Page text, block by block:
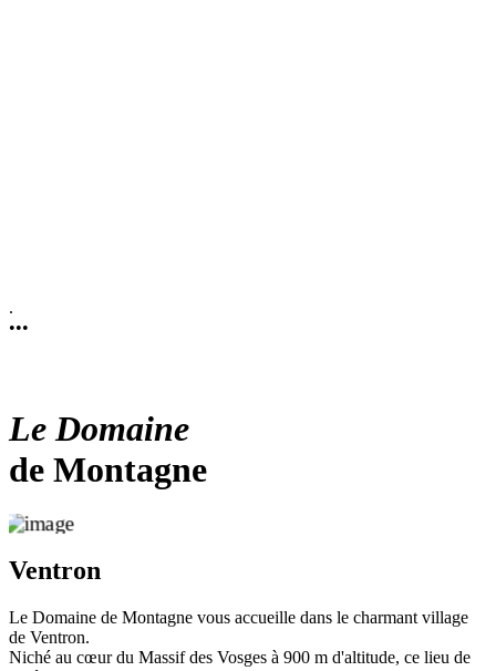
.
•••
Le Domaine
de Montagne
Ventron
Le Domaine de Montagne vous accueille dans le charmant village
de Ventron.
Niché au cœur du Massif des Vosges à 900 m d'altitude, ce lieu de